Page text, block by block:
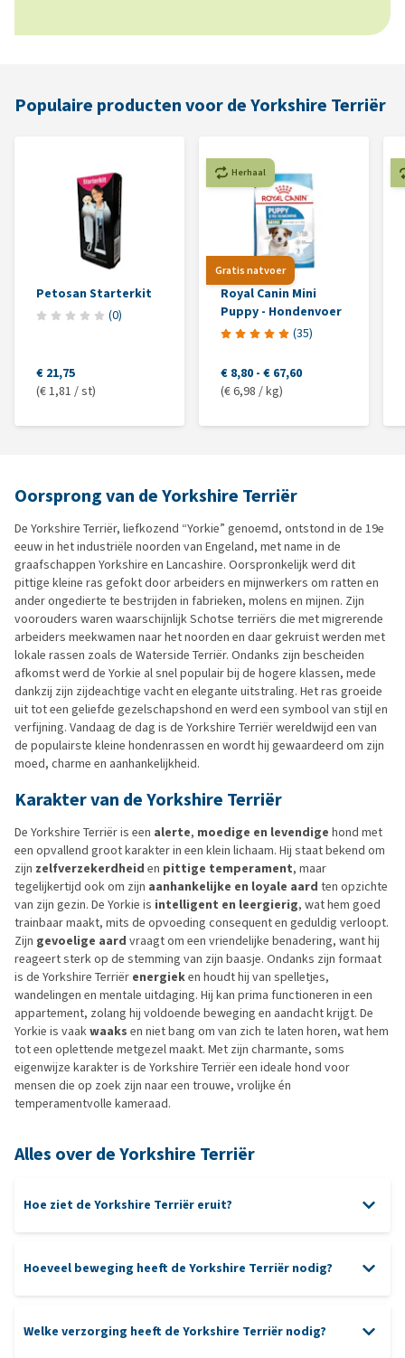
Populaire producten voor de Yorkshire Terriër
Petosan Starterkit
(0)
€ 21,75
(€ 1,81 / st)
Gratis natvoer
Herhaal
Royal Canin Mini
Puppy - Hondenvoer
(35)
€ 8,80 - € 67,60
(€ 6,98 / kg)
Oorsprong van de Yorkshire Terriër
De Yorkshire Terriër, liefkozend “Yorkie” genoemd, ontstond in de 19e
eeuw in het industriële noorden van Engeland, met name in de
graafschappen Yorkshire en Lancashire. Oorspronkelijk werd dit
pittige kleine ras gefokt door arbeiders en mijnwerkers om ratten en
ander ongedierte te bestrijden in fabrieken, molens en mijnen. Zijn
voorouders waren waarschijnlijk Schotse terriërs die met migrerende
arbeiders meekwamen naar het noorden en daar gekruist werden met
lokale rassen zoals de Waterside Terriër. Ondanks zijn bescheiden
afkomst werd de Yorkie al snel populair bij de hogere klassen, mede
dankzij zijn zijdeachtige vacht en elegante uitstraling. Het ras groeide
uit tot een geliefde gezelschapshond en werd een symbool van stijl en
verfijning. Vandaag de dag is de Yorkshire Terriër wereldwijd een van
de populairste kleine hondenrassen en wordt hij gewaardeerd om zijn
moed, charme en aanhankelijkheid.
Karakter van de Yorkshire Terriër
De Yorkshire Terriër is een alerte, moedige en levendige hond met
een opvallend groot karakter in een klein lichaam. Hij staat bekend om
zijn zelfverzekerdheid en pittige temperament, maar
tegelijkertijd ook om zijn aanhankelijke en loyale aard ten opzichte
van zijn gezin. De Yorkie is intelligent en leergierig, wat hem goed
trainbaar maakt, mits de opvoeding consequent en geduldig verloopt.
Zijn gevoelige aard vraagt om een vriendelijke benadering, want hij
reageert sterk op de stemming van zijn baasje. Ondanks zijn formaat
is de Yorkshire Terriër energieken houdt hij van spelletjes,
wandelingen en mentale uitdaging. Hij kan prima functioneren in een
appartement, zolang hij voldoende beweging en aandacht krijgt. De
Yorkie is vaakwaaks en niet bang om van zich te laten horen, wat hem
tot een oplettende metgezel maakt. Met zijn charmante, soms
eigenwijze karakter is de Yorkshire Terriër een ideale hond voor
mensen die op zoek zijn naar een trouwe, vrolijke én
temperamentvolle kameraad.
Alles over de Yorkshire Terriër
Hoe ziet de Yorkshire Terriër eruit?
Hoeveel beweging heeft de Yorkshire Terriër nodig?
Welke verzorging heeft de Yorkshire Terriër nodig?